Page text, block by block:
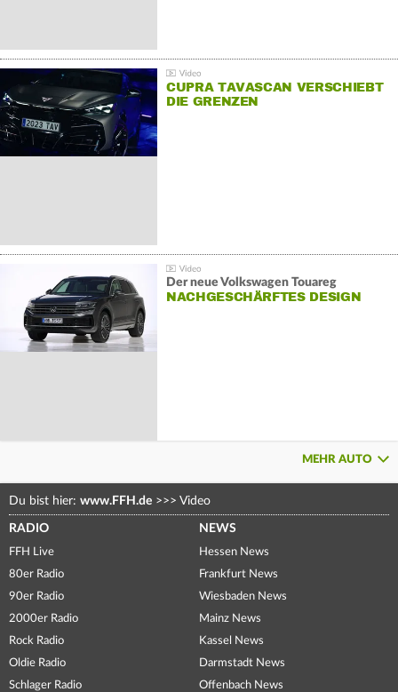
CUPRA TAVASCAN VERSCHIEBT
DIE GRENZEN
Der neue Volkswagen Touareg
NACHGESCHÄRFTES DESIGN
MEHR AUTO
Du bist hier: www.FFH.de >>> Video
RADIO
FFH Live
80er Radio
90er Radio
2000er Radio
Rock Radio
Oldie Radio
Schlager Radio
NEWS
Hessen News
Frankfurt News
Wiesbaden News
Mainz News
Kassel News
Darmstadt News
Offenbach News